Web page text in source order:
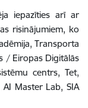
iepazīties arī ar
risinājumiem, ko
Transporta
/ Eiropas Digitālās
centrs, Tet,
AI Master Lab, SIA